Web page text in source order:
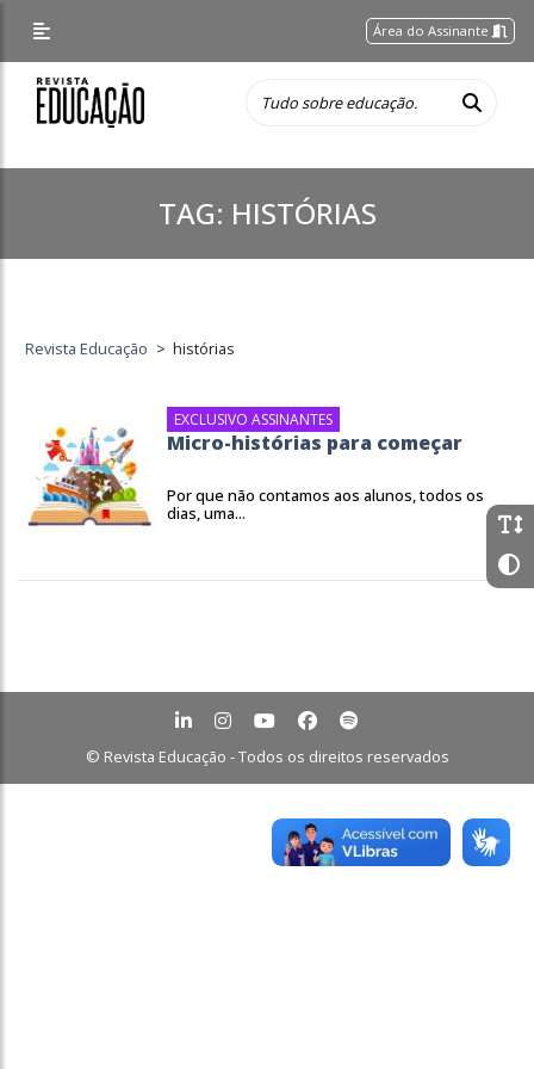
Área do Assinante
TAG: HISTÓRIAS
Revista Educação > histórias
EXCLUSIVO ASSINANTES
Micro-histórias para começar
Por que não contamos aos alunos, todos os
dias, uma...
© Revista Educação - Todos os direitos reservados